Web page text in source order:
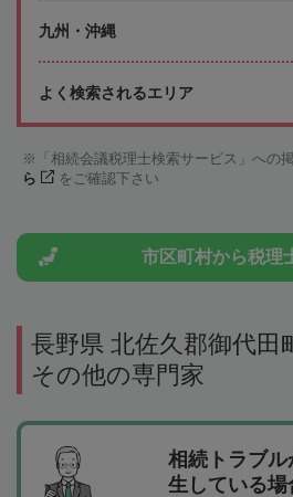
九州・沖縄
よく検索されるエリア
「相続会議税理士検索サービス」への
ら
をご確認下さい
市区町村から税理
長野県 北佐久郡御代田
その他の専門家
相続トラブル
生している場